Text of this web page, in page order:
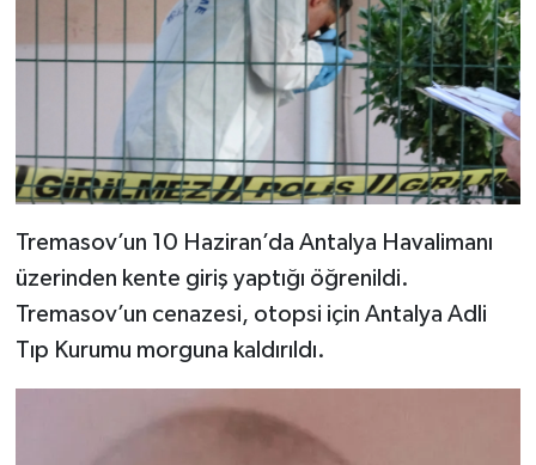
Tremasov’un 10 Haziran’da Antalya Havalimanı
üzerinden kente giriş yaptığı öğrenildi.
Tremasov’un cenazesi, otopsi için Antalya Adli
Tıp Kurumu morguna kaldırıldı.